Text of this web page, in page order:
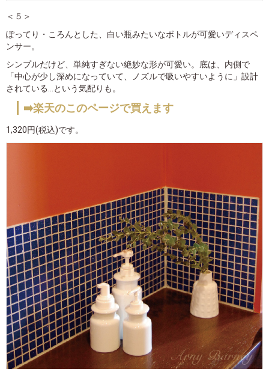
＜５＞
ぽってり・ころんとした、白い瓶みたいなボトルが可愛いディスペ
ンサー。
シンプルだけど、単純すぎない絶妙な形が可愛い。底は、内側で
「中心が少し深めになっていて、ノズルで吸いやすいように」設計
されている...という気配りも。
➡️楽天のこのページで買えます
1,320円(税込)です。